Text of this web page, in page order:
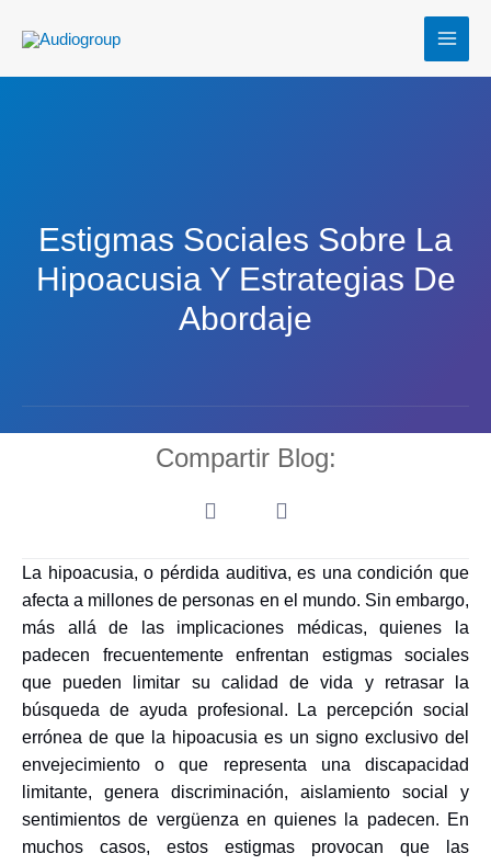
Estigmas Sociales Sobre La
Hipoacusia Y Estrategias De
Abordaje
Compartir Blog:
La hipoacusia, o pérdida auditiva, es una condición que
afecta a millones de personas en el mundo. Sin embargo,
más allá de las implicaciones médicas, quienes la
padecen frecuentemente enfrentan estigmas sociales
que pueden limitar su calidad de vida y retrasar la
búsqueda de ayuda profesional. La percepción social
errónea de que la hipoacusia es un signo exclusivo del
envejecimiento o que representa una discapacidad
limitante, genera discriminación, aislamiento social y
sentimientos de vergüenza en quienes la padecen. En
muchos casos, estos estigmas provocan que las